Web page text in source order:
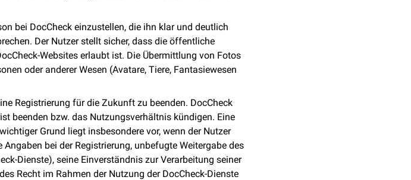
bei DocCheck einzustellen, die ihn klar und deutlich
Der Nutzer stellt sicher, dass die öffentliche
Websites erlaubt ist. Die Übermittlung von Fotos
oder anderer Wesen (Avatare, Tiere, Fantasiewesen
Registrierung für die Zukunft zu beenden. DocCheck
beenden bzw. das Nutzungsverhältnis kündigen. Eine
Grund liegt insbesondere vor, wenn der Nutzer
bei der Registrierung, unbefugte Weitergabe des
Dienste), seine Einverständnis zur Verarbeitung seiner
Recht im Rahmen der Nutzung der DocCheck-Dienste